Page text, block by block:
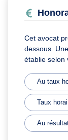
Cet avocat
dessous.
établie selon
Au taux
Taux
Au